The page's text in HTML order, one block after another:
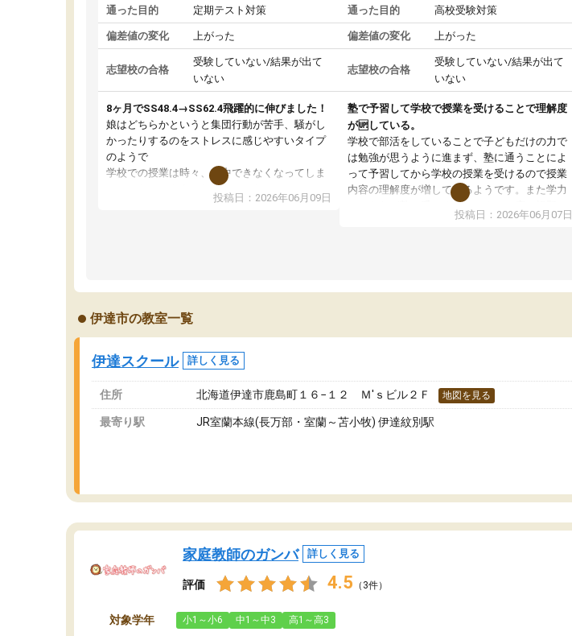
通った目的 定期テスト対策
偏差値の変化 上がった
志望校の合格
受験していない/結果が出て
いない
8ヶ月でSS48.4→SS62.4飛躍的に伸びました！
娘はどちらかというと集団行動が苦手、騒がし
かったりするのをストレスに感じやすいタイプ
のようで
学校での授業は時々、集中できなくなってしま
っていたこともあったようでした。
その点練成会は個別指導なので、静かな環境の
です。
投稿日：2026年06月09日
通った目的 高校受験対策
偏差値の変化 上がった
志望校の合格
受験していない/結果が出て
いない
塾で予習して学校で授業を受けることで理解度
が🆙している。
学校で部活をしていることで子どもだけの力で
は勉強が思うように進まず、塾に通うことによ
って予習してから学校の授業を受けるので授業
内容の理解度が増しているようです。また学力
テストなど塾で受けることによって広い視野で
自分の学力は今どのくらいなのか、他の学校へ
ているので、勉強への意欲へと更につながって
投稿日：2026年06月07日
伊達市の教室一覧
伊達スクール 詳しく見る
住所 北海道伊達市鹿島町１６−１２ Ｍ'ｓビル２Ｆ 地図を見る
最寄り駅 JR室蘭本線(長万部・室蘭～苫小牧) 伊達紋別駅
家庭教師のガンバ 詳しく見る
評価 4.5 （3件）
対象学年 小1～小6 中1～中3 高1～高3